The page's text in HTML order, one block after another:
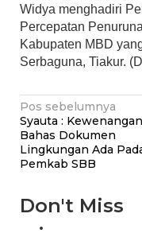
Widya menghadiri
Percepatan
Kabupaten MBD
Serbaguna, Tiakur.
Navigasi
pos
Pos sebelumnya
Syauta : Kewenangan
Bahas Dokumen
Lingkungan Ada
Pemkab SBB
Don't Miss